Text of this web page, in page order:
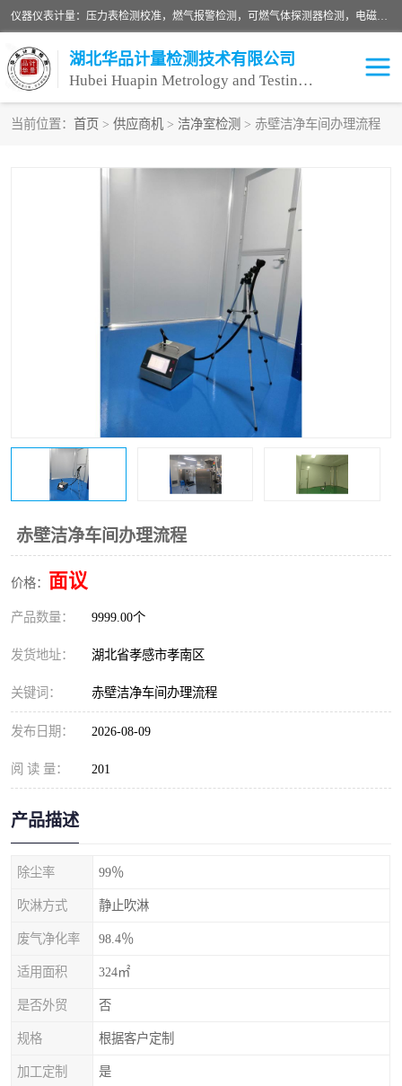
仪器仪表计量：压力表检测校准，燃气报警检测，可燃气体探测器检测，电磁流量计检测校准，明渠流量计检测，千斤顶检测标定，仪器校准，量具校准，仪表检测，仪器检测，计量设备校准；洁净室检测：洁净度检测，洁净厂房检测，无尘洁净室检测，悬浮粒子检测，*过滤器检测；安全阀校验：安全阀校验，安全阀检验，安全阀检测，安全阀年检，安全阀校正，安全阀校准；
湖北华品计量检测技术有限公司
Hubei Huapin Metrology and Testing Technology Co. , Ltd.
当前位置： 首页 > 供应商机 > 洁净室检测 > 赤壁洁净车间办理流程
赤壁洁净车间办理流程
价格： 面议
产品数量： 9999.00个
发货地址： 湖北省孝感市孝南区
关键词： 赤壁洁净车间办理流程
发布日期： 2026-08-09
阅 读 量： 201
产品描述
除尘率 99％
吹淋方式 静止吹淋
废气净化率 98.4％
适用面积 324㎡
是否外贸 否
规格 根据客户定制
加工定制 是
计量设备校准
可燃气体探测器